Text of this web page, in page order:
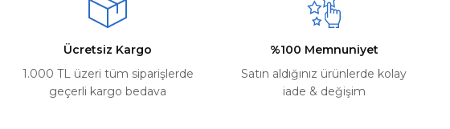
Bu ürüne benzer farklı alternatifler olmalı.
Ücretsiz Kargo
1.000 TL üzeri tüm siparişlerde
geçerli kargo bedava
%100 Memnuniyet
Satın aldığınız ürünlerde kolay
iade & değişim